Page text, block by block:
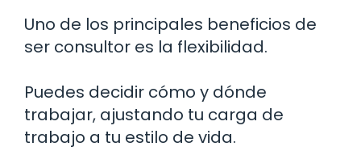
Uno de los principales beneficios de
ser consultor es la flexibilidad.
Puedes decidir cómo y dónde
trabajar, ajustando tu carga de
trabajo a tu estilo de vida.